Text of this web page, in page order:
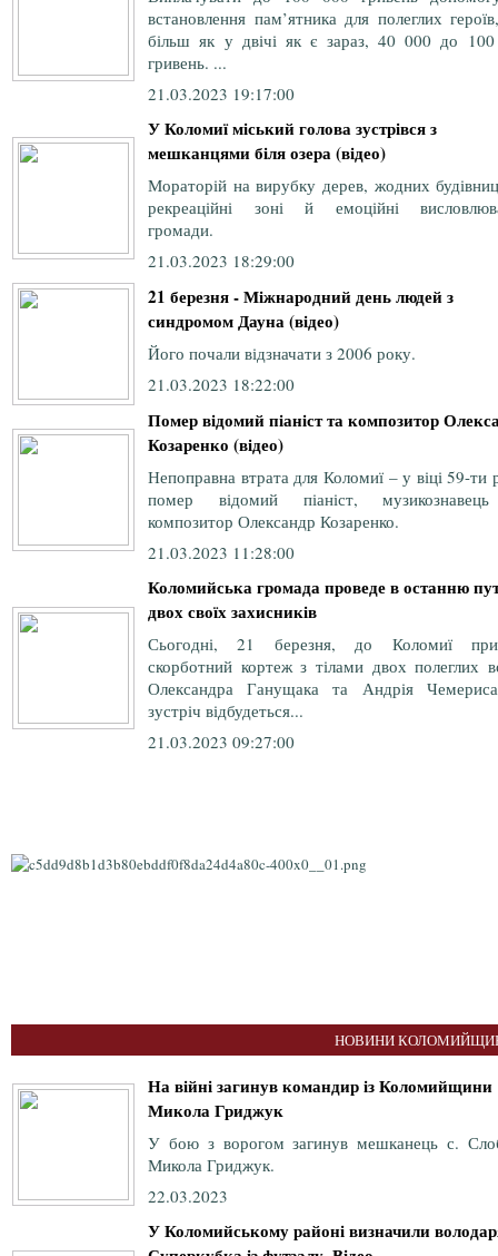
встановлення пам’ятника для полеглих
більш як у двічі як є зараз, 40 000 до
гривень. ...
21.03.2023 19:17:00
У Коломиї міський голова зустрівся з
мешканцями біля озера (відео)
Мораторій на вирубку дерев, жодних
рекреаційні зоні й емоційні
громади.
21.03.2023 18:29:00
21 березня - Міжнародний день людей з
синдромом Дауна (відео)
Його почали відзначати з 2006 року.
21.03.2023 18:22:00
Помер відомий піаніст та композитор
Козаренко (відео)
Непоправна втрата для Коломиї – у віці 59-ти
помер відомий піаніст,
композитор Олександр Козаренко.
21.03.2023 11:28:00
Коломийська громада проведе в останню
двох своїх захисників
Сьогодні, 21 березня, до Коломиї
скорботний кортеж з тілами двох полеглих
Олександра Ганущака та Андрія
зустріч відбудеться...
21.03.2023 09:27:00
НОВИНИ
На війні загинув командир із Коломийщини
Микола Гриджук
У бою з ворогом загинув мешканець с.
Микола Гриджук.
22.03.2023
У Коломийському районі визначили